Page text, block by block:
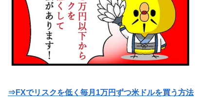
⇒FXでリスクを低く毎月1万円ずつ米ドルを買う方法